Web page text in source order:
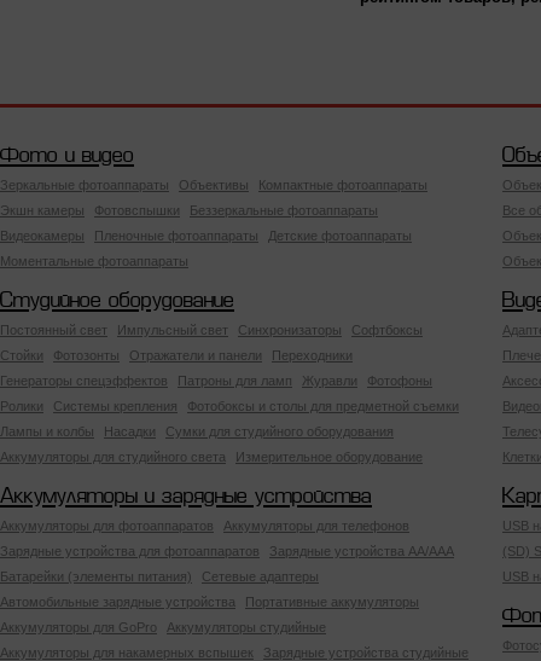
Фото и видео
Зеркальные фотоаппараты Объективы
Компактные фотоаппараты
Экшн камеры
Фотовспышки
Беззеркальные фотоаппараты
Видеокамеры
Пленочные фотоаппараты
Детские фотоаппараты
Моментальные фотоаппараты
Все
Студийное оборудование
Постоянный свет Импульсный свет Синхронизаторы
Софтбоксы
Стойки
Фотозонты Отражатели и панели
Переходники
Генераторы спецэффектов
Патроны для ламп Журавли
Фотофоны
Ролики
Системы крепления
Фотобоксы и столы для предметной съемки
Лампы и колбы
Насадки
Сумки для студийного оборудования
Аккумуляторы для студийного света
Измерительное оборудование
Аккумуляторы и зарядные устройства
Аккумуляторы для фотоаппаратов
Аккумуляторы для телефонов
Зарядные устройства для фотоаппаратов
Зарядные устройства AA/AAA
Батарейки (элементы питания)
Сетевые адаптеры
Автомобильные зарядные устройства
Портативные аккумуляторы
Аккумуляторы для GoPro
Аккумуляторы студийные
Аккумуляторы для накамерных вспышек
Зарядные устройства студийные
USB
(SD)
USB